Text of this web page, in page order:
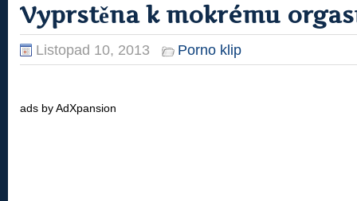
Vyprstěna k mokrému
Listopad 10, 2013 Porno klip
ads by AdXpansion